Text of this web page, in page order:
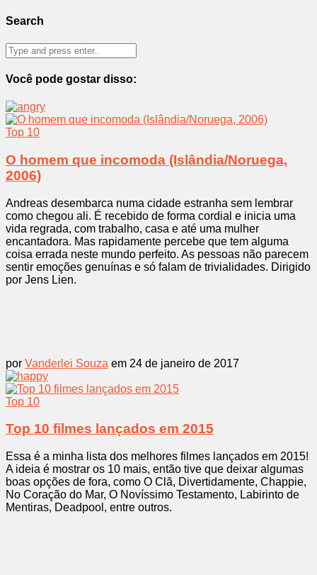
Search
Você pode gostar disso:
Top 10
O homem que incomoda (Islândia/Noruega,
2006)
Andreas desembarca numa cidade estranha sem lembrar
como chegou ali. É recebido de forma cordial e inicia uma
vida regrada, com trabalho, casa e até uma mulher
encantadora. Mas rapidamente percebe que tem alguma
coisa errada neste mundo perfeito. As pessoas não parecem
sentir emoções genuínas e só falam de trivialidades. Dirigido
por Jens Lien.
por Vanderlei Souza em 24 de janeiro de 2017
Top 10
Top 10 filmes lançados em 2015
Essa é a minha lista dos melhores filmes lançados em 2015!
A ideia é mostrar os 10 mais, então tive que deixar algumas
boas opções de fora, como O Clã, Divertidamente, Chappie,
No Coração do Mar, O Novíssimo Testamento, Labirinto de
Mentiras, Deadpool, entre outros.